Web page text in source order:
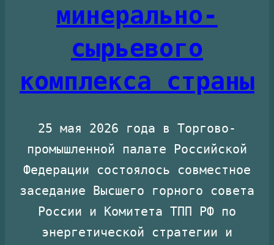
минерально-
сырьевого
комплекса страны
25 мая 2026 года в Торгово-
промышленной палате Российской
Федерации состоялось совместное
заседание Высшего горного совета
России и Комитета ТПП РФ по
энергетической стратегии и